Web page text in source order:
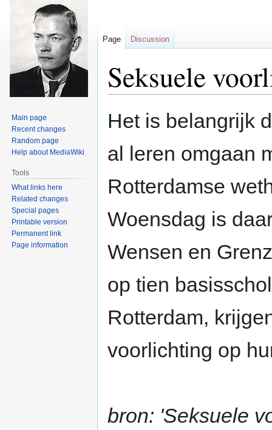
Seksuele
to
to
Het is belangrijk
al leren omgaan
Rotterdamse
Woensdag is
Wensen en
op tien
Rotterdam,
voorlichting op
bron: 'Seksuele
Page Discussion
Main page
Recent changes
Random page
Help about MediaWiki
Tools
What links here
Related changes
Special pages
Printable version
Permanent link
Page information